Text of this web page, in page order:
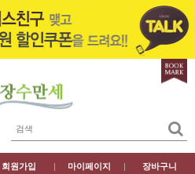
회원가입 | 마이페이지 | 장바구니